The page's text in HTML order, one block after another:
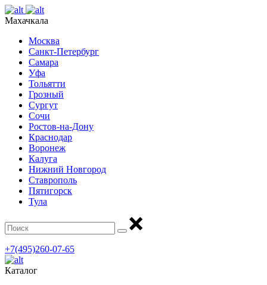
Махачкала
Москва
Санкт-Петербург
Самара
Уфа
Тольятти
Грозный
Сургут
Сочи
Ростов-на-Дону
Краснодар
Воронеж
Калуга
Нижний Новгород
Ставрополь
Пятигорск
Тула
+7(495)260-07-65
Каталог